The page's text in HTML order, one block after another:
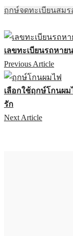
ฤกษ์จดทะเบียนสมร
เลขทะเบียนรถหาย
Previous Article
เลือกใช้ฤกษ์โกนผ
รัก
Next Article